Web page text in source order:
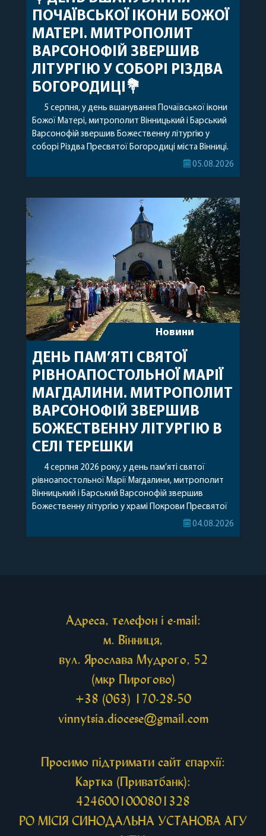
ПОЧАЇВСЬКОЇ ІКОНИ БОЖОЇ
МАТЕРІ. МИТРОПОЛИТ
ВАРСОНОФІЙ ЗВЕРШИВ
ЛІТУРГІЮ У СОБОРІ РІЗДВА
БОГОРОДИЦІ💐
5 серпня, у день вшанування Почаївської ікони
Божої Матері, митрополит Вінницький і Барський
Варсонофій звершив Божественну літургію у
соборі Різдва Пресвятої Богородиці міста Вінниці.
Його Високопреосвященству співслужили
священному сані. Під час богослужіння підносилися
особливі молитви за мир в Україні, за воїнів, які
05.08.2026
Новини
ДЕНЬ ПАМ’ЯТІ СВЯТОЇ
РІВНОАПОСТОЛЬНОЇ МАРІЇ
МАГДАЛИНИ. МИТРОПОЛИТ
ВАРСОНОФІЙ ЗВЕРШИВ
БОЖЕСТВЕННУ ЛІТУРГІЮ В
СЕЛІ ТЕРЕШКИ
4 серпня 2026 року, у день пам’яті святої
рівноапостольної Марії Магдалини, митрополит
Вінницький і Барський Варсонофій звершив
Божественну літургію у храмі Покрови Пресвятої
Богородиці села Терешки Барського благочиння.
04.08.2026
Адреса, телефон і e-mail:
м. Вінниця,
вул. Ярослава Мудрого, 52
(мкр Пирогово)
+38 (063) 170-28-50
vinnytsia.diocese@gmail.com
Просимо підтримати сайт єпархії:
Картка (Приватбанк):
4246001000801328
РО МIСIЯ СИНОДАЛЬНА УСТАНОВА АГУ